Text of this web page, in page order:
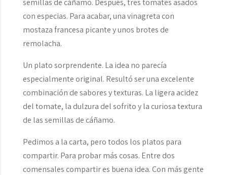
semillas de cáñamo. Después, tres tomates asados
con especias. Para acabar, una vinagreta con
mostaza francesa picante y unos brotes de
remolacha.
Un plato sorprendente. La idea no parecía
especialmente original. Resultó ser una excelente
combinación de sabores y texturas. La ligera acidez
del tomate, la dulzura del sofrito y la curiosa textura
de las semillas de cáñamo.
Pedimos a la carta, pero todos los platos para
compartir. Para probar más cosas. Entre dos
comensales compartir es buena idea. Con más gente